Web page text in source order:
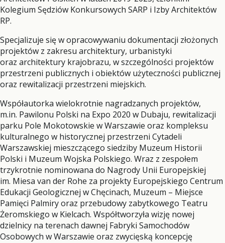
Kolegium Sędziów Konkursowych SARP i Izby Architektów
RP.
Specjalizuje się w opracowywaniu dokumentacji złożonych
projektów z zakresu architektury, urbanistyki
oraz architektury krajobrazu, w szczególności projektów
przestrzeni publicznych i obiektów użyteczności publicznej
oraz rewitalizacji przestrzeni miejskich.
Współautorka wielokrotnie nagradzanych projektów,
m.in. Pawilonu Polski na Expo 2020 w Dubaju, rewitalizacji
parku Pole Mokotowskie w Warszawie oraz kompleksu
kulturalnego w historycznej przestrzeni Cytadeli
Warszawskiej mieszczącego siedziby Muzeum Historii
Polski i Muzeum Wojska Polskiego. Wraz z zespołem
trzykrotnie nominowana do Nagrody Unii Europejskiej
im. Miesa van der Rohe za projekty Europejskiego Centrum
Edukacji Geologicznej w Chęcinach, Muzeum – Miejsce
Pamięci Palmiry oraz przebudowy zabytkowego Teatru
Żeromskiego w Kielcach. Współtworzyła wizję nowej
dzielnicy na terenach dawnej Fabryki Samochodów
Osobowych w Warszawie oraz zwycięską koncepcję